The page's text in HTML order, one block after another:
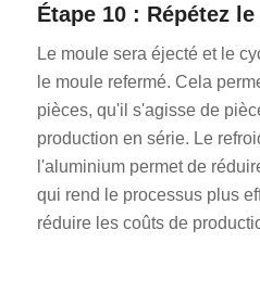
Étape 10 : Répétez
Le moule sera éjecté et le
le moule refermé. Cela
pièces, qu'il s'agisse de
production en série. Le
l'aluminium permet de
qui rend le processus plus
réduire les coûts de